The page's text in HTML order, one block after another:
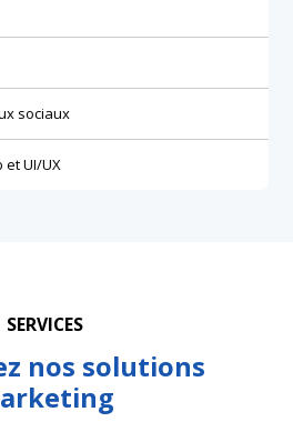
sociaux
UI/UX
SERVICES
nos solutions